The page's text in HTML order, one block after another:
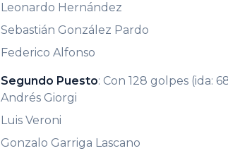
Leonardo Hernández
Sebastián González Pardo
Federico Alfonso
Segundo Puesto: Con 128 golpes (ida:
Andrés Giorgi
Luis Veroni
Gonzalo Garriga Lascano